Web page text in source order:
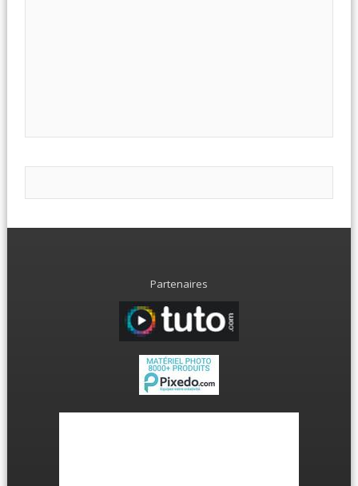
Partenaires